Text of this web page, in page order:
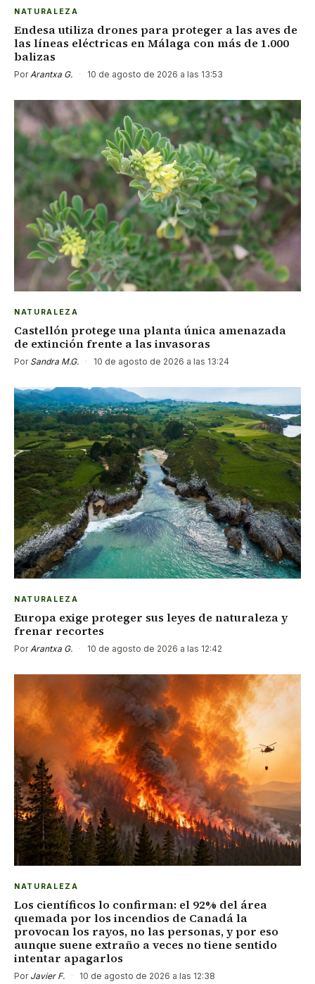
NATURALEZA
Endesa utiliza drones para proteger a las aves de
las líneas eléctricas en Málaga con más de 1.000
balizas
Por Arantxa G. · 10 de agosto de 2026 a las 13:53
NATURALEZA
Castellón protege una planta única amenazada
de extinción frente a las invasoras
Por Sandra M.G. · 10 de agosto de 2026 a las 13:24
NATURALEZA
Europa exige proteger sus leyes de naturaleza y
frenar recortes
Por Arantxa G. · 10 de agosto de 2026 a las 12:42
NATURALEZA
Los científicos lo confirman: el 92% del área
quemada por los incendios de Canadá la
provocan los rayos, no las personas, y por eso
aunque suene extraño a veces no tiene sentido
intentar apagarlos
Por Javier F. · 10 de agosto de 2026 a las 12:38